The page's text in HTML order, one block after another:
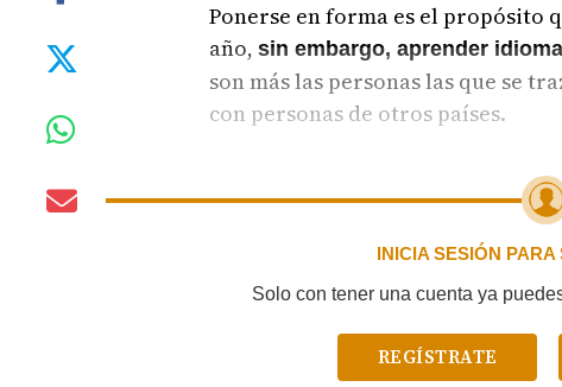
Ponerse en forma es el propósito
año, sin embargo, aprender
son más las personas las que se
con personas de otros países.
INICIA SESIÓN
Solo con tener una cuenta ya
REGÍSTRATE